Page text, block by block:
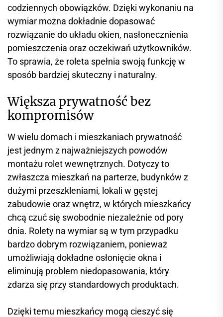
codziennych obowiązków. Dzięki wykonaniu na
wymiar można dokładnie dopasować
rozwiązanie do układu okien, nasłonecznienia
pomieszczenia oraz oczekiwań użytkowników.
To sprawia, że roleta spełnia swoją funkcję w
sposób bardziej skuteczny i naturalny.
Większa prywatność bez
kompromisów
W wielu domach i mieszkaniach prywatność
jest jednym z najważniejszych powodów
montażu rolet wewnętrznych. Dotyczy to
zwłaszcza mieszkań na parterze, budynków z
dużymi przeszkleniami, lokali w gęstej
zabudowie oraz wnętrz, w których mieszkańcy
chcą czuć się swobodnie niezależnie od pory
dnia. Rolety na wymiar są w tym przypadku
bardzo dobrym rozwiązaniem, ponieważ
umożliwiają dokładne osłonięcie okna i
eliminują problem niedopasowania, który
zdarza się przy standardowych produktach.
Dzięki temu mieszkańcy mogą cieszyć się